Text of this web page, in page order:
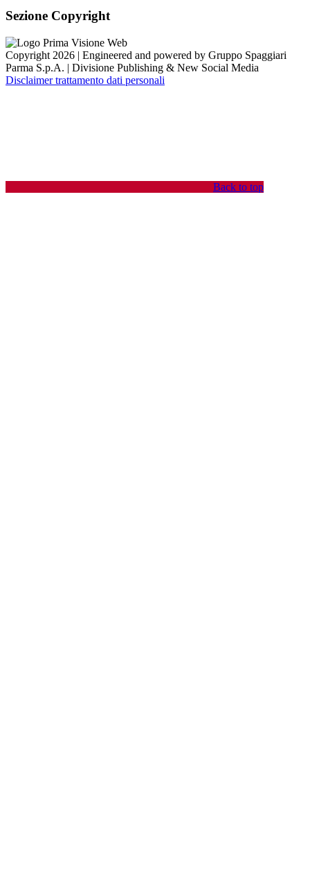
Sezione Copyright
Copyright 2026 | Engineered and powered by Gruppo Spaggiari
Parma S.p.A. | Divisione Publishing & New Social Media
Disclaimer trattamento dati personali
Back to top